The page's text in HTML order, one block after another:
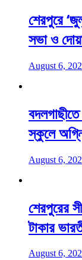
শেরপুরে
সভা ও
August 6,
স্কুলে
August 6,
শেরপুরের
টাকার
August 6,